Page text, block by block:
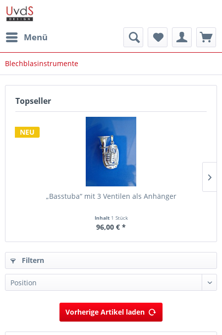
Menü
Blechblasinstrumente
Topseller
NEU
„Basstuba“ mit 3 Ventilen als Anhänger
Inhalt 1 Stück
96,00 € *
Filtern
Vorherige Artikel laden